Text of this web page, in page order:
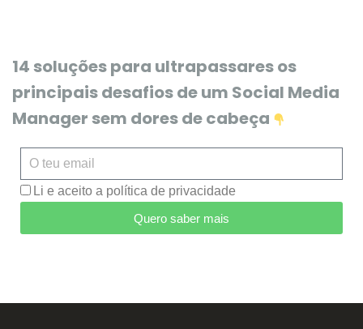
14 soluções para ultrapassares os
principais desafios de um Social Media
Manager sem dores de cabeça
Li e aceito a política de privacidade
Quero saber mais